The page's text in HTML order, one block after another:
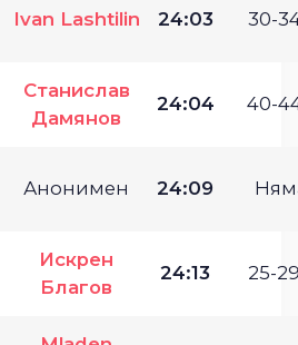
Ivan Lashtilin 24:03 30-
Станислав
Дамянов
24:04 40-
Анонимен 24:09
Искрен
Благов
24:13 25-